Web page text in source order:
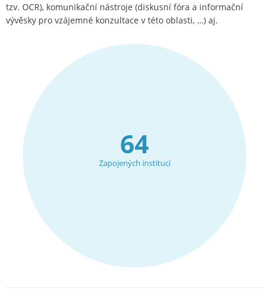
tzv. OCR), komunikační nástroje (diskusní fóra a informační
vývěsky pro vzájemné konzultace v této oblasti, …) aj.
64
Zapojených institucí